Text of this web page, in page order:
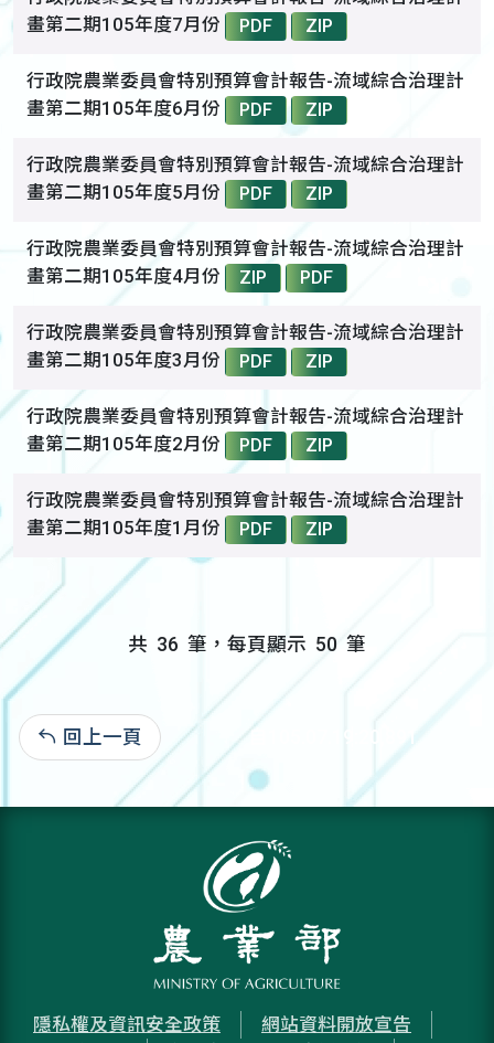
畫第二期105年度7月份
PDF ZIP
行政院農業委員會特別預算會計報告-流域綜合治理計
畫第二期105年度6月份
PDF ZIP
行政院農業委員會特別預算會計報告-流域綜合治理計
畫第二期105年度5月份
PDF ZIP
行政院農業委員會特別預算會計報告-流域綜合治理計
畫第二期105年度4月份
ZIP PDF
行政院農業委員會特別預算會計報告-流域綜合治理計
畫第二期105年度3月份
PDF ZIP
行政院農業委員會特別預算會計報告-流域綜合治理計
畫第二期105年度2月份
PDF ZIP
行政院農業委員會特別預算會計報告-流域綜合治理計
畫第二期105年度1月份
PDF ZIP
共 36 筆，每頁顯示 50 筆
回上一頁 自105.07.19:20,891
隱私權及資訊安全政策
網站資料開放宣告